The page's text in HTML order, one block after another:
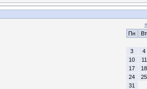
«
Пн
Вт
3
4
10
11
17
18
24
25
31